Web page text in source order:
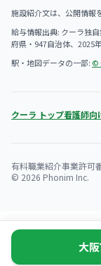
施設紹介文は、公開情報
給与情報出典: クーラ独
府県・947自治体、2025年
駅・地図データの一部: ©
クーラ トップ看護師向
有料職業紹介事業許可
© 2026 Phonim Inc.
大